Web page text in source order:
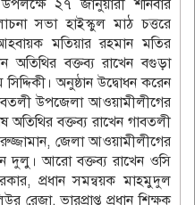
উপলক্ষে ২৭ জানুয়ারী শনিবার
সভা হাইস্কুল মাঠ চত্তরে
মতিয়ার রহমান মতির
অতিথির বক্তব্য রাখেন বগুড়া
অনুষ্ঠান উদ্বোধন করেন
উপজেলা আওয়ামীলীগের
বক্তব্য রাখেন গাবতলী
জেলা আওয়ামীলীগের
দুলু। আরো বক্তব্য রাখেন ওসি
প্রধান সমন্বয়ক মাহমুদুল
রেজা, ভারপ্রাপ্ত প্রধান শিক্ষক